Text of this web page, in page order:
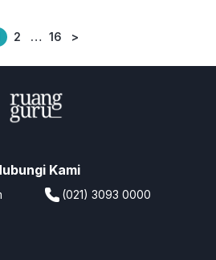
Posts
2 … 16 >
Kami
(021) 3093 0000